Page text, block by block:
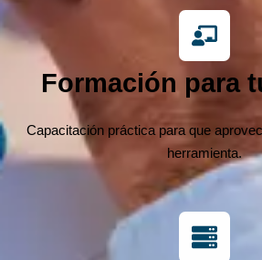
Formación para
Capacitación práctica para que
herramienta.